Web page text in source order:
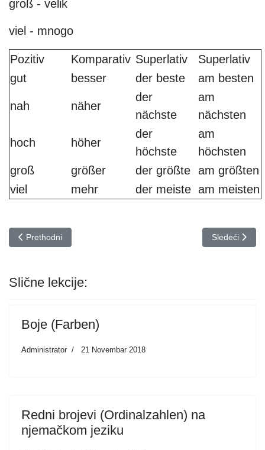
groß - velik
viel - mnogo
Pozitiv Komparativ Superlativ
Superlativ
gut
besser der beste am besten
nah näher
der
nächste
am
nächsten
hoch höher
der
höchste
am
höchsten
groß
größer der größte am größten
viel
mehr der meiste am meisten
Prethodni članak: Prijedlozi s genitivom | Njemački jezik
Prethodni Sledeći
Sledeći
Slične lekcije:
Boje (Farben)
Administrator 21 Novembar 2018
Redni brojevi (Ordinalzahlen) na
njemačkom jeziku